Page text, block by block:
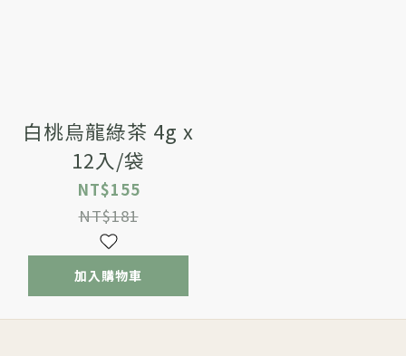
白桃烏龍綠茶 4g x
12入/袋
NT$155
NT$181
加入購物車